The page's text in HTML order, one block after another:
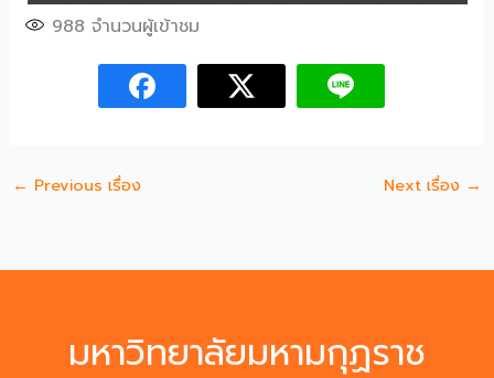
988 จำนวนผู้เข้าชม
← Previous เรื่อง Next เรื่อง →
มหาวิทยาลัยมหามกุฏราช